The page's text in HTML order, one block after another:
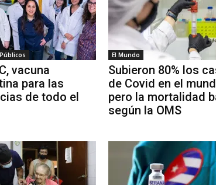
vacuna
para las
de todo el
El Mundo
Subieron 80% los
de Covid en el
pero la mortalidad
según la OMS